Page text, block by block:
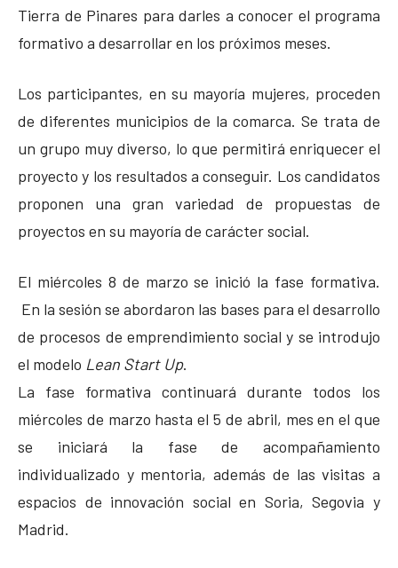
Tierra de Pinares para darles a conocer el programa
formativo a desarrollar en los próximos meses.
Los participantes, en su mayoría mujeres, proceden
de diferentes municipios de la comarca. Se trata de
un grupo muy diverso, lo que permitirá enriquecer el
proyecto y los resultados a conseguir. Los candidatos
proponen una gran variedad de propuestas de
proyectos en su mayoría de carácter social.
El miércoles 8 de marzo se inició la fase formativa.
En la sesión se abordaron las bases para el desarrollo
de procesos de emprendimiento social y se introdujo
el modelo Lean Start Up.
La fase formativa continuará durante todos los
miércoles de marzo hasta el 5 de abril, mes en el que
se iniciará la fase de acompañamiento
individualizado y mentoria, además de las visitas a
espacios de innovación social en Soria, Segovia y
Madrid.